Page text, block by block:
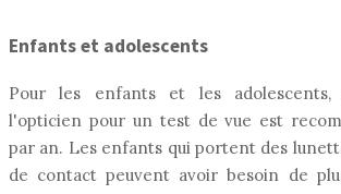
Enfants et adolescents
Pour les enfants et les
l'opticien pour un test de vue est
par an. Les enfants qui portent des
de contact peuvent avoir besoin de